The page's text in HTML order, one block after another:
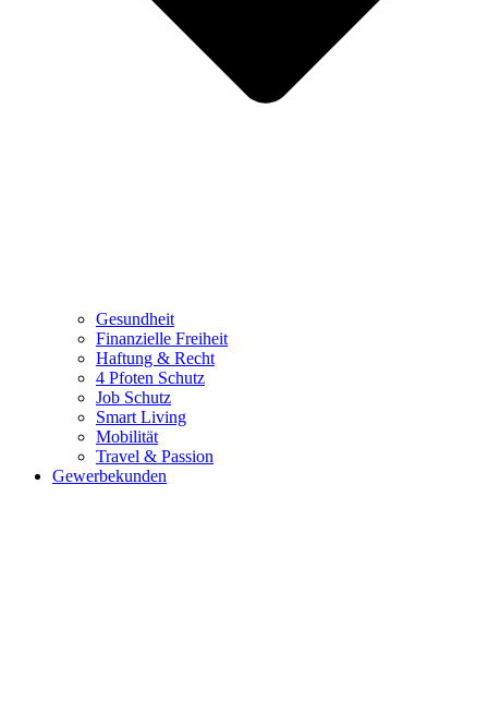
Gesundheit
Finanzielle Freiheit
Haftung & Recht
4 Pfoten Schutz
Job Schutz
Smart Living
Mobilität
Travel & Passion
Gewerbekunden